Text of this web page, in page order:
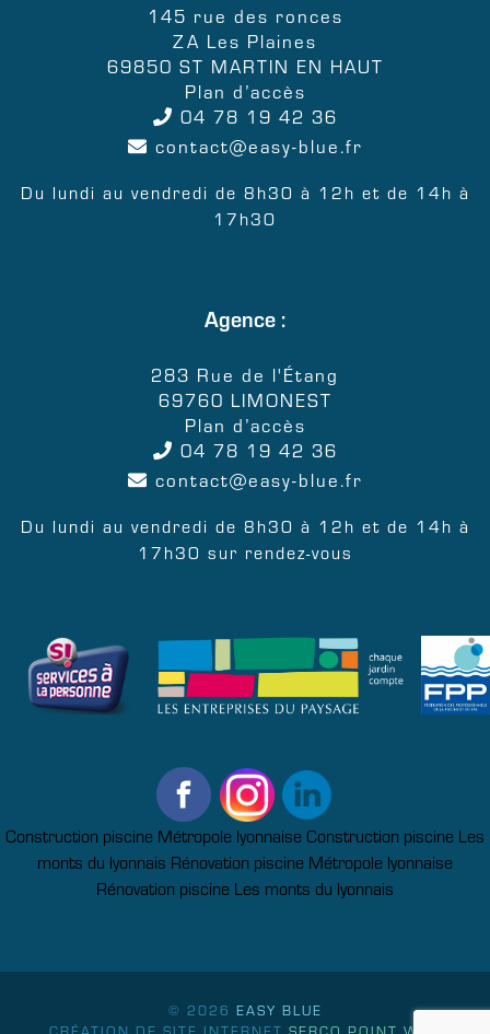
145 rue des ronces
ZA Les Plaines
69850 ST MARTIN EN HAUT
Plan d’accès
04 78 19 42 36
contact
easy-blue.fr
Du lundi au vendredi de 8h30 à 12h et de 14h à
17h30
Agence :
283 Rue de l'Étang
69760 LIMONEST
Plan d’accès
04 78 19 42 36
contact
easy-blue.fr
Du lundi au vendredi de 8h30 à 12h et de 14h à
17h30 sur rendez-vous
Construction piscine Métropole lyonnaiseConstruction piscine Les
monts du lyonnais Rénovation piscine Métropole lyonnaise
Rénovation piscine Les monts du lyonnais
© 2026 EASY BLUE